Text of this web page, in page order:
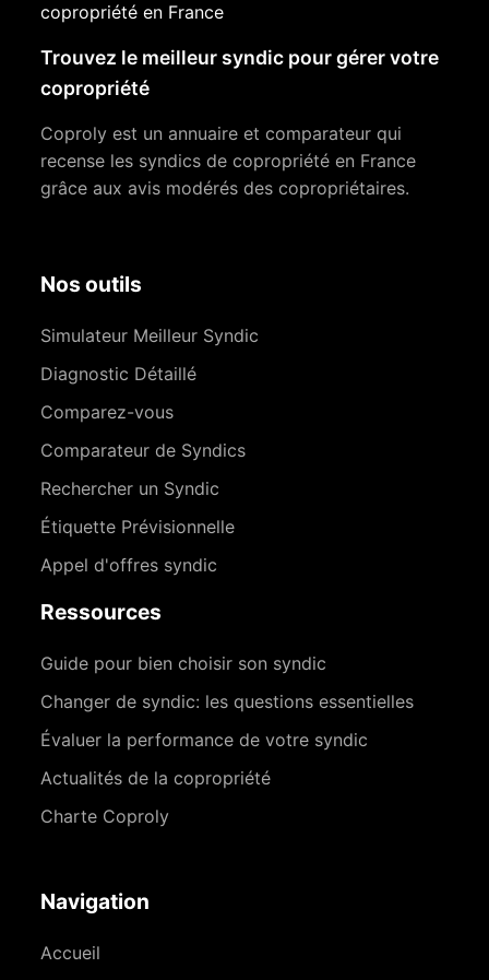
copropriété en France
Trouvez le meilleur syndic pour gérer votre
copropriété
Coproly est un annuaire et comparateur qui
recense les syndics de copropriété en France
grâce aux avis modérés des copropriétaires.
Nos outils
Simulateur Meilleur Syndic
Diagnostic Détaillé
Comparez-vous
Comparateur de Syndics
Rechercher un Syndic
Étiquette Prévisionnelle
Appel d'offres syndic
Ressources
Guide pour bien choisir son syndic
Changer de syndic: les questions essentielles
Évaluer la performance de votre syndic
Actualités de la copropriété
Charte Coproly
Navigation
Accueil